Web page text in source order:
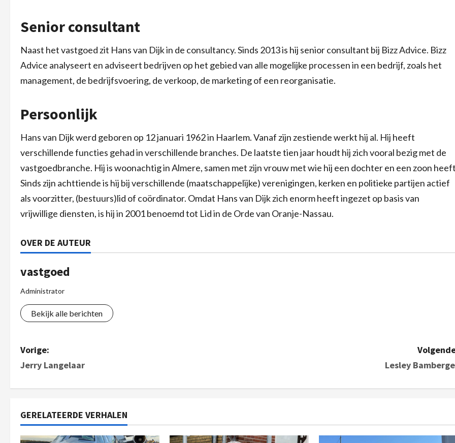
Senior consultant
Naast het vastgoed zit Hans van Dijk in de consultancy. Sinds 2013 is hij senior consultant bij Bizz Advice. Bizz
Advice analyseert en adviseert bedrijven op het gebied van alle mogelijke processen in een bedrijf, zoals het
management, de bedrijfsvoering, de verkoop, de marketing of een reorganisatie.
Persoonlijk
Hans van Dijk werd geboren op 12 januari 1962 in Haarlem. Vanaf zijn zestiende werkt hij al. Hij heeft
verschillende functies gehad in verschillende branches. De laatste tien jaar houdt hij zich vooral bezig met de
vastgoedbranche. Hij is woonachtig in Almere, samen met zijn vrouw met wie hij een dochter en een zoon
Sinds zijn achttiende is hij bij verschillende (maatschappelijke) verenigingen, kerken en politieke partijen actief
als voorzitter, (bestuurs)lid of coördinator. Omdat Hans van Dijk zich enorm heeft ingezet op basis van
vrijwillige diensten, is hij in 2001 benoemd tot Lid in de Orde van Oranje-Nassau.
OVER DE AUTEUR
vastgoed
Administrator
Bekijk alle berichten
Vorige:
Jerry Langelaar
Lesley
GERELATEERDE VERHALEN